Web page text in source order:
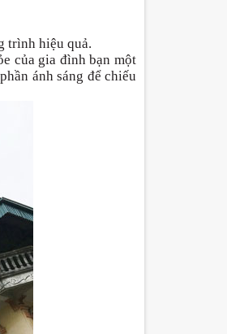
trình hiệu quả.
của gia đình bạn một
ánh sáng để chiếu